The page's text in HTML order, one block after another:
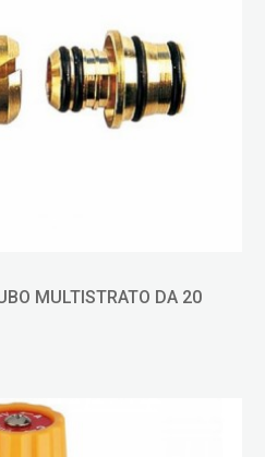
MULTISTRATO DA 20